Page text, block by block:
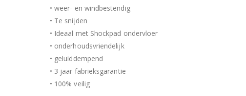
• weer- en windbestendig
• Te snijden
• Ideaal met Shockpad ondervloer
• onderhoudsvriendelijk
• geluiddempend
• 3 jaar fabrieksgarantie
• 100% veilig